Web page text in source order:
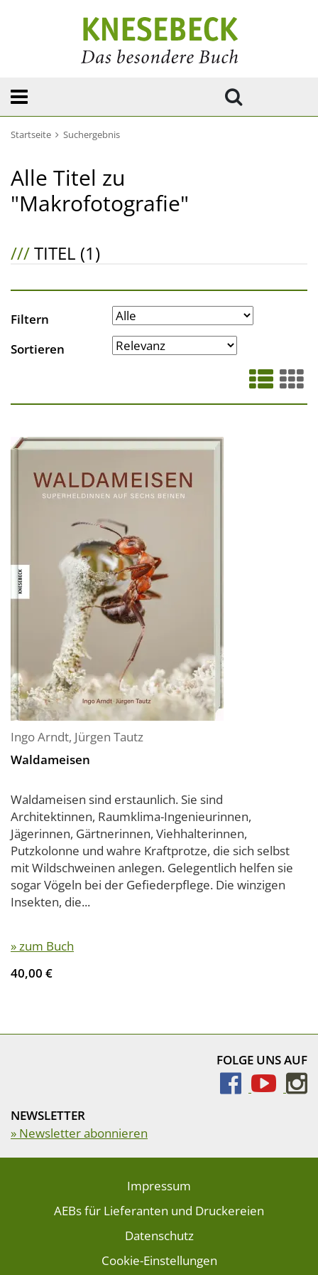
Startseite Suchergebnis
Alle Titel zu
"Makrofotografie"
///TITEL (1)
Filtern
Sortieren
Ingo Arndt, Jürgen Tautz
Waldameisen
Waldameisen sind erstaunlich. Sie sind
Architektinnen, Raumklima-Ingenieurinnen,
Jägerinnen, Gärtnerinnen, Viehhalterinnen,
Putzkolonne und wahre Kraftprotze, die sich selbst
mit Wildschweinen anlegen. Gelegentlich helfen sie
sogar Vögeln bei der Gefiederpflege. Die winzigen
Insekten, die...
» zum Buch
40,00 €
FOLGE UNS AUF
NEWSLETTER
» Newsletter abonnieren
Impressum
AEBs für Lieferanten und Druckereien
Datenschutz
Cookie-Einstellungen